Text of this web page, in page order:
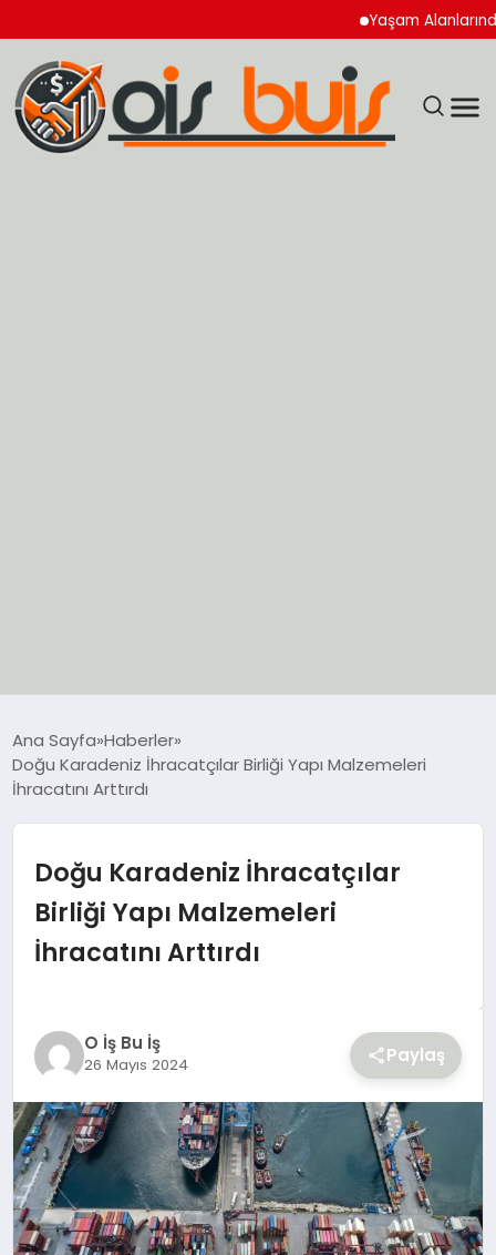
Yaşam Alanlarında
EKONOMİ
SIYASET
SPOR
Ana Sayfa Haberler
Doğu Karadeniz İhracatçılar Birliği Yapı Malzemeleri
İhracatını Arttırdı
Doğu Karadeniz İhracatçılar
Birliği Yapı Malzemeleri
İhracatını Arttırdı
O İş Bu İş
26 Mayıs 2024 Paylaş